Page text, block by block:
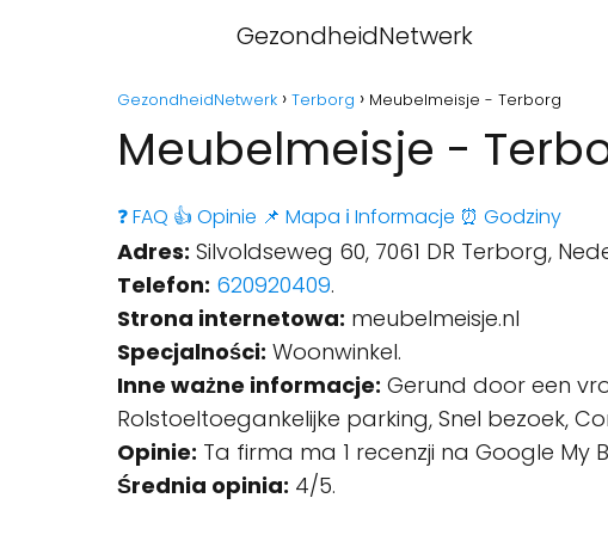
GezondheidNetwerk
GezondheidNetwerk Terborg Meubelmeisje - Terborg
Meubelmeisje -
❓ FAQ 👍 Opinie 📌 Mapa ℹ️ Informacje ⏰ Godziny
Adres: Silvoldseweg 60, 7061 DR Terborg,
Telefon: 620920409.
Strona internetowa: meubelmeisje.nl
Specjalności: Woonwinkel.
Inne ważne informacje: Gerund door een
Rolstoeltoegankelijke parking, Snel bezoek,
Opinie: Ta firma ma 1 recenzji na Google My
Średnia opinia: 4/5.